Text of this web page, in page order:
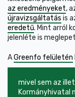
az eredményeket,
újravizsgáltatás is
eredetű. Mint arról
jelenléte is
AGreenfo felületén
mivel sem az
Kormányhivatal